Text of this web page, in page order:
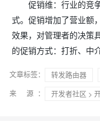
促销维：行业的竞争
式。促销增加了营业额
效果，对管理者的决策
的促销方式：打折、中
文章标签： 转发路由器
来 源：
开发者社区 >